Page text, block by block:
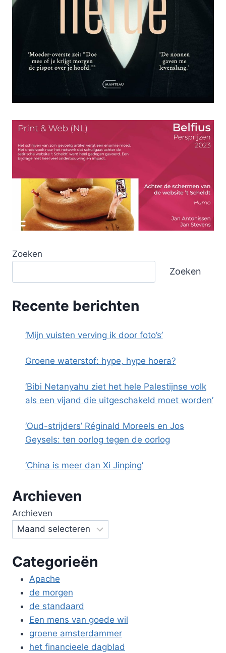
Zoeken
Zoeken
Recente berichten
‘Mijn vuisten verving ik door foto’s’
Groene waterstof: hype, hype hoera?
‘Bibi Netanyahu ziet het hele Palestijnse volk
als een vijand die uitgeschakeld moet worden’
‘Oud-strijders’ Réginald Moreels en Jos
Geysels: ten oorlog tegen de oorlog
‘China is meer dan Xi Jinping’
Archieven
Archieven
Categorieën
Apache
de morgen
de standaard
Een mens van goede wil
groene amsterdammer
het financieele dagblad